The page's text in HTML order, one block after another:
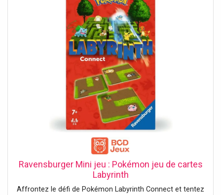
Ravensburger Mini jeu : Pokémon jeu de cartes
Labyrinth
Affrontez le défi de Pokémon Labyrinth Connect et tentez